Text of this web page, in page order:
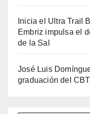
Inicia el Ultra Trail
Embriz impulsa el
de la Sal
José Luis
graduación del